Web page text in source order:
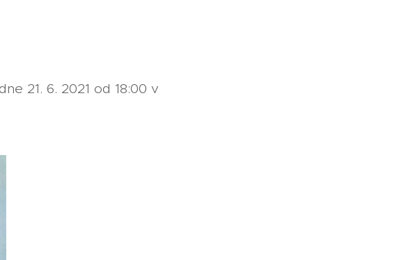
21. 6. 2021 od 18:00 v